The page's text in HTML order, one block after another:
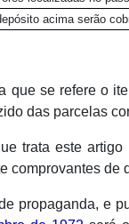
acima serão
que se refere o
das parcelas
trata este artigo
comprovantes de
propaganda, e